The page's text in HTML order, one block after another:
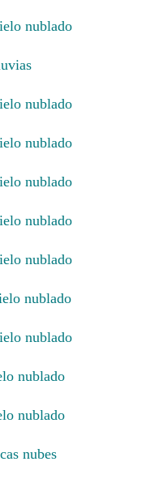
nublado
nublado
nublado
nublado
nublado
nublado
nublado
nublado
nublado
nublado
nubes